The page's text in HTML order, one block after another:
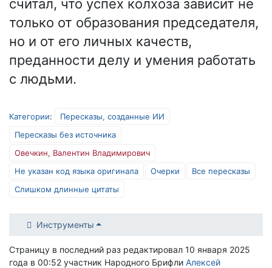
считал, что успех колхоза зависит не
только от образования председателя,
но и от его личных качеств,
преданности делу и умения работать
с людьми.
Категории:
Пересказы, созданные ИИ
Пересказы без источника
Овечкин, Валентин Владимирович
Не указан код языка оригинала
Очерки
Все пересказы
Слишком длинные цитаты
Инструменты
Страницу в последний раз редактировал 10 января 2025
года в 00:52 участник Народного Брифли Алексей